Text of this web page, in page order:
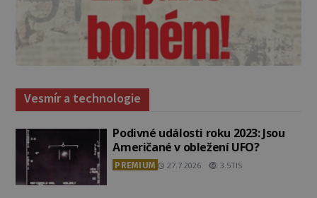
Vesmír a technologie
Podivné události roku 2023: Jsou
Američané v obležení UFO?
PREMIUM 27.7.2026 3.5TIS